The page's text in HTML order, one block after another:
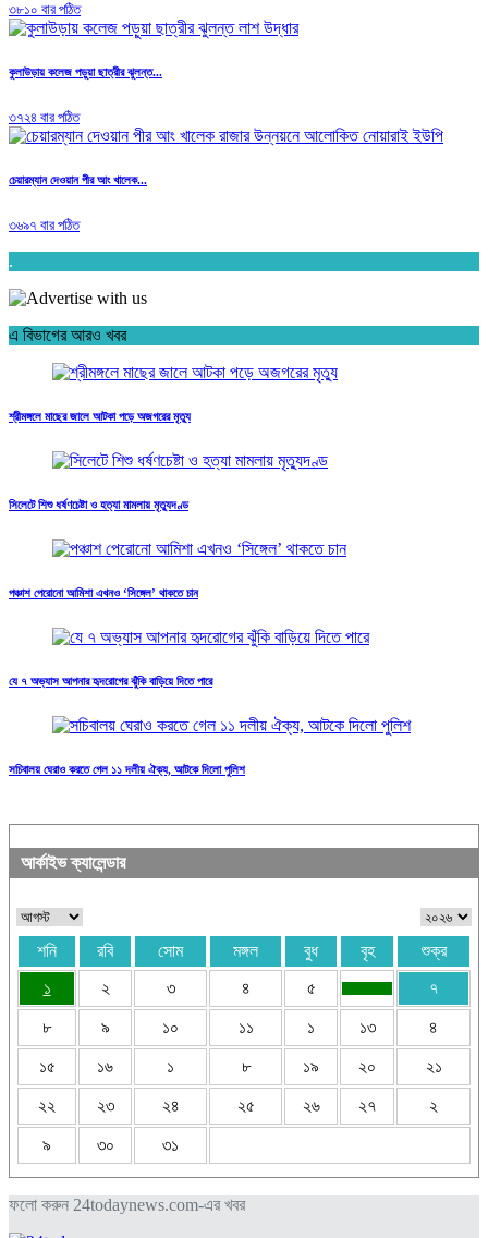
৩৮১০ বার পঠিত
কুলাউড়ায় কলেজ পড়ুয়া ছাত্রীর ঝুলন্ত...
৩৭২৪ বার পঠিত
চেয়ারম্যান দেওয়ান পীর আং খালেক...
৩৬৯৭ বার পঠিত
.
এ বিভাগের আরও খবর
শ্রীমঙ্গলে মাছের জালে আটকা পড়ে অজগরের মৃত্যু
সিলেটে শিশু ধর্ষণচেষ্টা ও হত্যা মামলায় মৃত্যুদণ্ড
পঞ্চাশ পেরোনো আমিশা এখনও ‘সিঙ্গেল’ থাকতে চান
যে ৭ অভ্যাস আপনার হৃদরোগের ঝুঁকি বাড়িয়ে দিতে পারে
সচিবালয় ঘেরাও করতে গেল ১১ দলীয় ঐক্য, আটকে দিলো পুলিশ
আর্কাইভ ক্যালেন্ডার
শনি রবি সোম মঙ্গল বুধ বৃহ
শুক্র
১
২ ৩ ৪ ৫ ৭
৮ ৯ ১০ ১১ ১ ১৩ ৪
১৫ ১৬ ১ ৮ ১৯ ২০ ২১
২২ ২৩ ২৪ ২৫ ২৬ ২৭ ২
৯ ৩০ ৩১
ফলো করুন 24todaynews.com-এর খবর